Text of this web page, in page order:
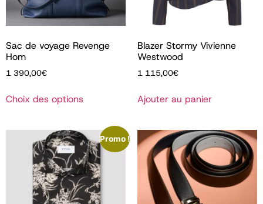
Sac de voyage Revenge
Hom
1 390,00€
Choix des options
Blazer Stormy Vivienne
Westwood
1 115,00€
Ajouter au panier
Promo !